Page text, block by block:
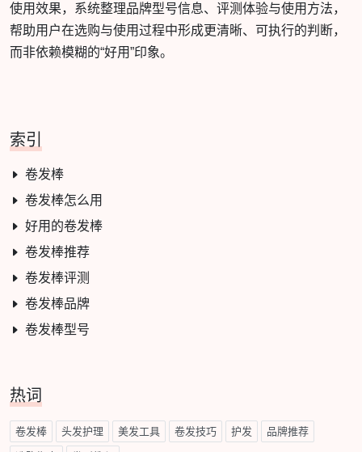
使用效果，系统整理品牌型号信息、评测体验与使用方法，
帮助用户在选购与使用过程中形成更清晰、可执行的判断，
而非依赖模糊的“好用”印象。
索引
卷发棒
卷发棒怎么用
好用的卷发棒
卷发棒推荐
卷发棒评测
卷发棒品牌
卷发棒型号
热词
卷发棒 头发护理 美发工具 卷发技巧 护发 品牌推荐